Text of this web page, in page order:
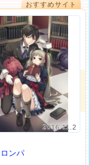
おすすめサイト
2016.11.2
ンパ